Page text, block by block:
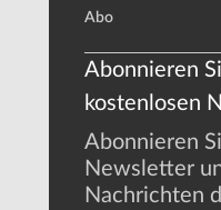
Abo
Abonnieren
kostenlosen
Abonnieren
Newsletter
Nachrichten